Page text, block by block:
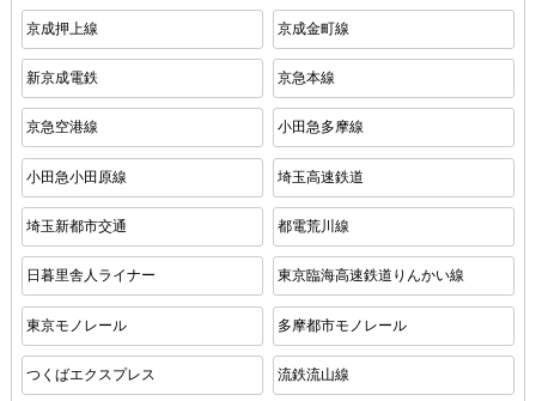
京成押上線 京成金町線
新京成電鉄 京急本線
京急空港線 小田急多摩線
小田急小田原線 埼玉高速鉄道
埼玉新都市交通 都電荒川線
日暮里舎人ライナー 東京臨海高速鉄道りんかい線
東京モノレール 多摩都市モノレール
つくばエクスプレス 流鉄流山線